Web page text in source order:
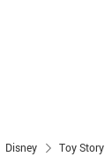
Disney Toy Story